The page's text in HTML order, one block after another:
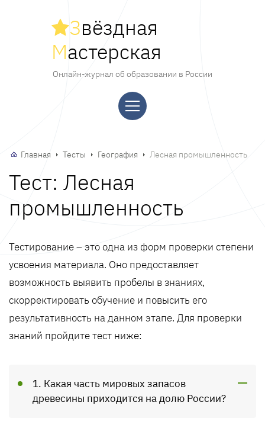
Звёздная
Мастерская
Онлайн-журнал об образовании в России
Главная Тесты География Лесная промышленность
Тест: Лесная
промышленность
Тестирование – это одна из форм проверки степени
усвоения материала. Оно предоставляет
возможность выявить пробелы в знаниях,
скорректировать обучение и повысить его
результативность на данном этапе. Для проверки
знаний пройдите тест ниже:
1. Какая часть мировых запасов
древесины приходится на долю России?